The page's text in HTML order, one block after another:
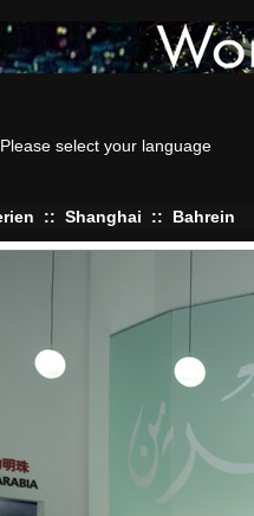
Please select your language
:: Shanghai :: Bahrein